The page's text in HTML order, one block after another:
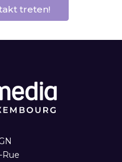
treten!
Rue